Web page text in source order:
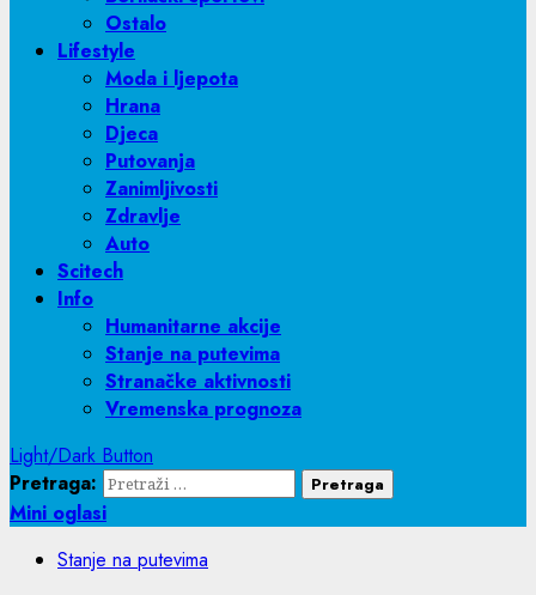
Ostalo
Lifestyle
Moda i ljepota
Hrana
Djeca
Putovanja
Zanimljivosti
Zdravlje
Auto
Scitech
Info
Humanitarne akcije
Stanje na putevima
Stranačke aktivnosti
Vremenska prognoza
Light/Dark Button
Pretraga:
Mini oglasi
Stanje na putevima